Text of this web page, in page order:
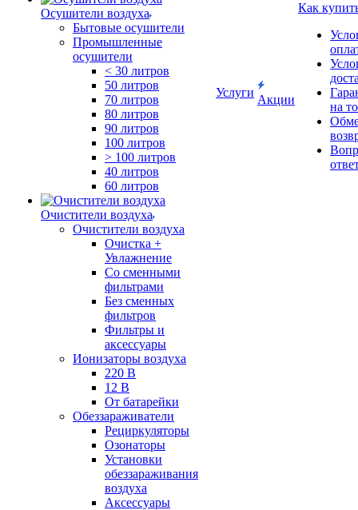
Осушители воздуха
Бытовые осушители
Промышленные
осушители
< 30 литров
50 литров
70 литров
80 литров
90 литров
100 литров
> 100 литров
40 литров
60 литров
Очистители воздуха
Очистители воздуха
Очистка +
Увлажнение
Cо сменными
фильтрами
Без сменных
фильтров
Фильтры и
аксессуары
Ионизаторы воздуха
220 В
12 В
От батарейки
Обеззараживатели
Рециркуляторы
Озонаторы
Установки
обеззараживания
воздуха
Аксессуары
Услуги
Акции
Как
на